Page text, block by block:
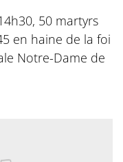
50 martyrs
en haine de la foi
Notre-Dame de